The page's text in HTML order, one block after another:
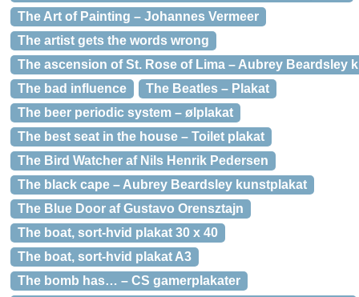
The Art of Painting – Johannes Vermeer
The artist gets the words wrong
The ascension of St. Rose of Lima – Aubrey Beardsley
The bad influence
The Beatles – Plakat
The beer periodic system – ølplakat
The best seat in the house – Toilet plakat
The Bird Watcher af Nils Henrik Pedersen
The black cape – Aubrey Beardsley kunstplakat
The Blue Door af Gustavo Orensztajn
The boat, sort-hvid plakat 30 x 40
The boat, sort-hvid plakat A3
The bomb has… – CS gamerplakater